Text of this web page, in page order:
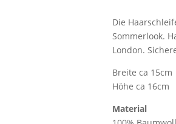
Die
Sommerlook.
London.
Breite ca 15cm
Höhe ca 16cm
Material